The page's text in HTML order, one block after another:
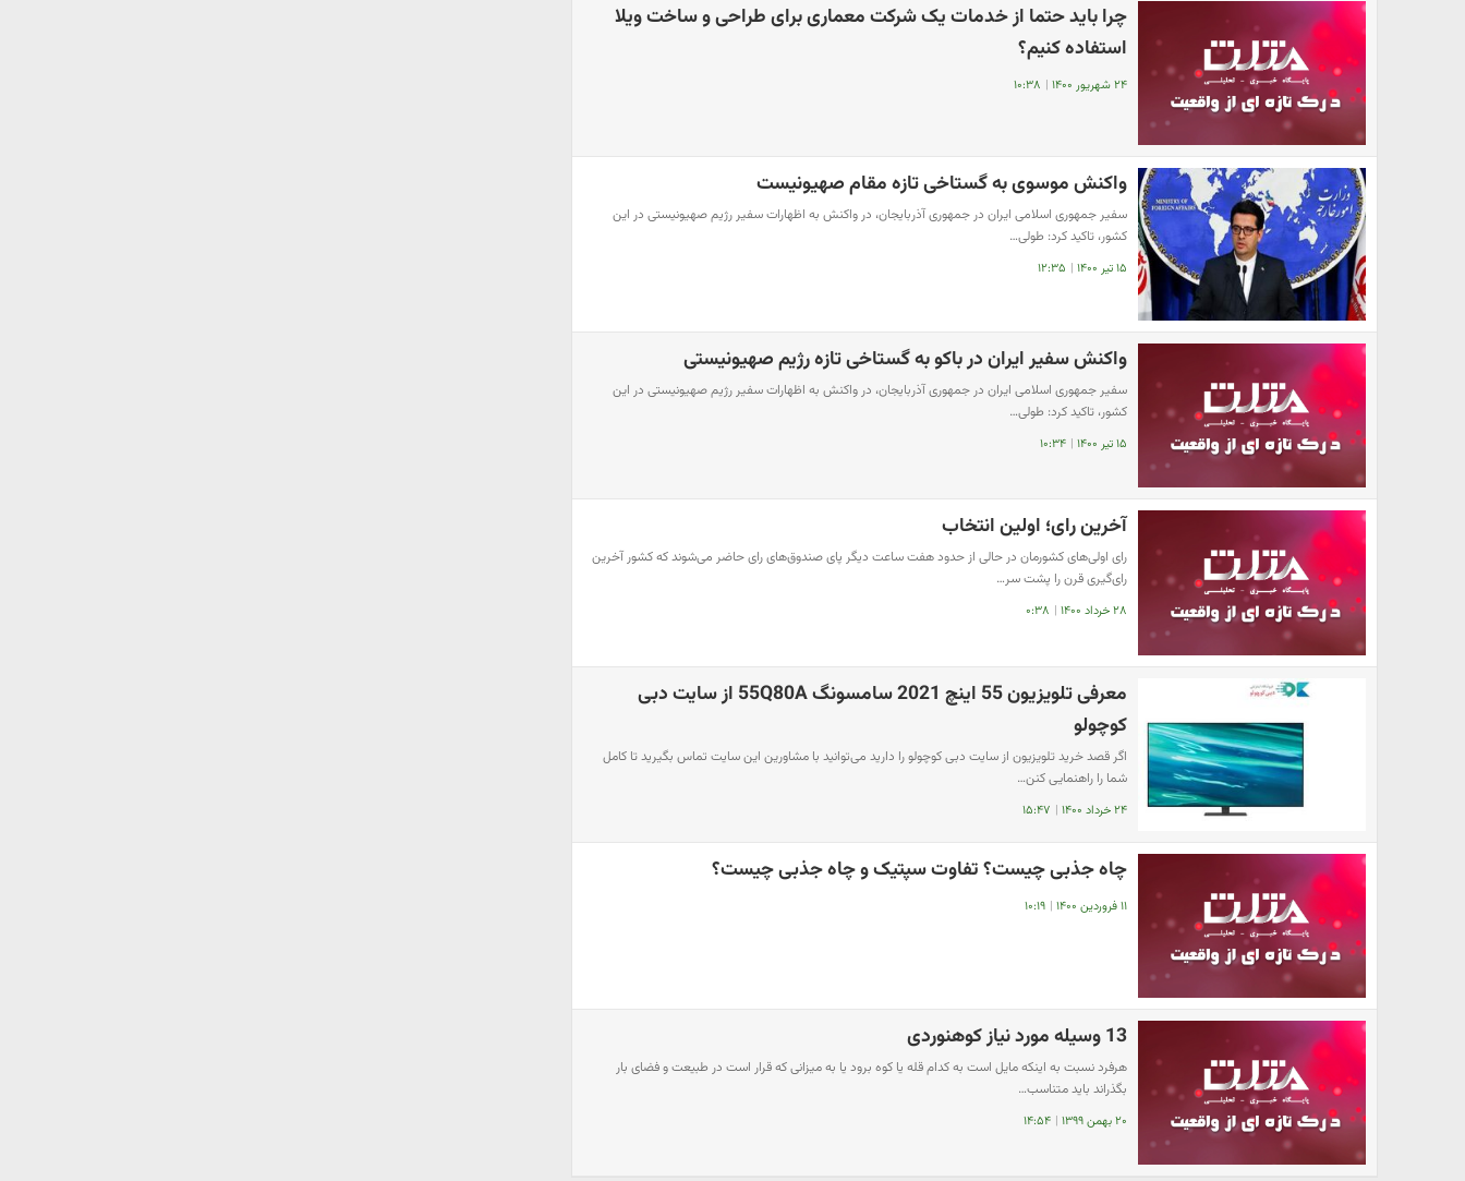
چرا باید حتما از خدمات یک شرکت معماری برای طراحی و ساخت ویلا
استفاده کنیم؟
۲۴ شهریور ۱۴۰۰ | ۱۰:۳۸
واکنش موسوی به گستاخی تازه مقام صهیونیست
سفیر جمهوری اسلامی ایران در جمهوری آذربایجان، در واکنش به اظهارات سفیر رژیم صهیونیستی در این
کشور، تاکید کرد: طولی…
۱۵ تیر ۱۴۰۰ | ۱۲:۳۵
واکنش سفیر ایران در باکو به گستاخی تازه رژیم صهیونیستی
سفیر جمهوری اسلامی ایران در جمهوری آذربایجان، در واکنش به اظهارات سفیر رژیم صهیونیستی در این
کشور، تاکید کرد: طولی…
۱۵ تیر ۱۴۰۰ | ۱۰:۳۴
آخرین رای؛ اولین انتخاب
رای اولی‌های کشورمان در حالی از حدود هفت ساعت دیگر پای صندوق‌های رای حاضر می‌شوند که کشور آخرین
رای‌گیری قرن را پشت سر…
۲۸ خرداد ۱۴۰۰ | ۰:۳۸
معرفی تلویزیون 55 اینچ 2021 سامسونگ 55Q80A از سایت دبی
کوچولو
اگر قصد خرید تلویزیون از سایت دبی کوچولو را دارید می‌توانید با مشاورین این سایت تماس بگیرید تا کامل
شما را راهنمایی کنن…
۲۴ خرداد ۱۴۰۰ | ۱۵:۴۷
چاه جذبی چیست؟ تفاوت سپتیک و چاه جذبی چیست؟
۱۱ فروردین ۱۴۰۰ | ۱۰:۱۹
13 وسیله مورد نیاز کوهنوردی
هرفرد نسبت به اینکه مایل است به کدام قله یا کوه برود یا به میزانی که قرار است در طبیعت و فضای بار
بگذراند باید متناسب…
۲۰ بهمن ۱۳۹۹ | ۱۴:۵۴